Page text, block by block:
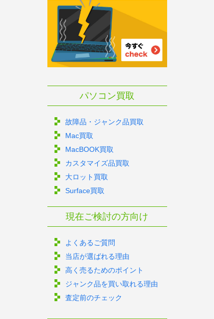
パソコン買取
故障品・ジャンク品買取
Mac買取
MacBOOK買取
カスタマイズ品買取
大ロット買取
Surface買取
現在ご検討の方向け
よくあるご質問
当店が選ばれる理由
高く売るためのポイント
ジャンク品を買い取れる理由
査定前のチェック